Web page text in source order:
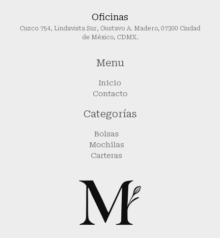
Oficinas
Cuzco 754, Lindavista Sur, Gustavo A. Madero, 07300 Ciudad
de México, CDMX.
Menu
Inicio
Contacto
Categorías
Bolsas
Mochilas
Carteras